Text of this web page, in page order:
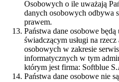
Osobowych o ile uważają
danych osobowych odbywa
prawem.
Państwa dane osobowe
świadczącym usługi na
osobowych w zakresie
informatycznych w tym
którym jest firma: Softblue
Państwa dane osobowe nie